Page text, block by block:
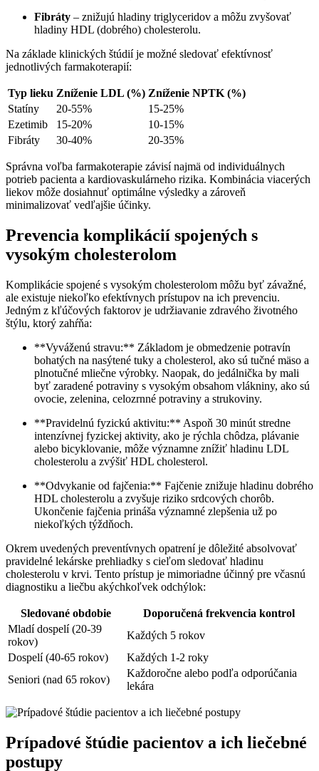
Fibráty – znižujú hladiny triglyceridov a môžu zvyšovať
hladiny HDL (dobrého) cholesterolu.
Na základe klinických štúdií je možné sledovať efektívnosť
jednotlivých farmakoterapií:
Typ lieku Zníženie LDL (%) Zníženie NPTK (%)
Statíny
20-55%
15-25%
Ezetimib
15-20%
10-15%
Fibráty
30-40% 20-35%
Správna voľba farmakoterapie závisí najmä od individuálnych
potrieb pacienta a kardiovaskulárneho rizika. Kombinácia viacerých
liekov môže dosiahnuť optimálne výsledky a zároveň
minimalizovať vedľajšie účinky.
Prevencia komplikácií spojených s
vysokým cholesterolom
Komplikácie spojené s vysokým cholesterolom môžu byť závažné,
ale existuje niekoľko efektívnych prístupov na ich prevenciu.
Jedným z kľúčových faktorov je udržiavanie zdravého životného
štýlu, ktorý zahŕňa:
**Vyváženú stravu:** Základom je obmedzenie potravín
bohatých na nasýtené tuky a cholesterol, ako sú tučné mäso a
plnotučné mliečne výrobky. Naopak, do jedálnička by mali
byť zaradené potraviny s vysokým obsahom vlákniny, ako sú
ovocie, zelenina, celozrnné potraviny a strukoviny.
**Pravidelnú fyzickú aktivitu:** Aspoň 30 minút stredne
intenzívnej fyzickej aktivity, ako je rýchla chôdza, plávanie
alebo bicyklovanie, môže významne znížiť hladinu LDL
cholesterolu a zvýšiť HDL cholesterol.
**Odvykanie od fajčenia:** Fajčenie znižuje hladinu dobrého
HDL cholesterolu a zvyšuje riziko srdcových chorôb.
Ukončenie fajčenia prináša významné zlepšenia už po
niekoľkých týždňoch.
Okrem uvedených preventívnych opatrení je dôležité absolvovať
pravidelné lekárske prehliadky s cieľom sledovať hladinu
cholesterolu v krvi. Tento prístup je mimoriadne účinný pre včasnú
diagnostiku a liečbu akýchkoľvek odchýlok:
Sledované obdobie
Doporučená frekvencia kontrol
Mladí dospelí (20-39
rokov)
Každých 5 rokov
Dospelí (40-65 rokov)
Každých 1-2 roky
Seniori (nad 65 rokov)
Každoročne alebo podľa odporúčania
lekára
Prípadové štúdie pacientov a ich liečebné
postupy